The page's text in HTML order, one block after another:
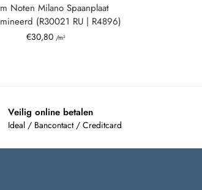
Noten Milano Spaanplaat
(R30021 RU | R4896)
€30,80 /m²
Veilig online betalen
Ideal / Bancontact / Creditcard